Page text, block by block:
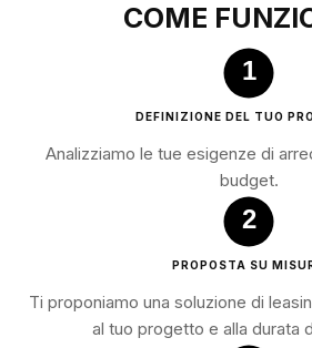
COME
1
DEFINIZIONE DEL TUO
Analizziamo le tue esigenze di
budget.
2
PROPOSTA SU
Ti proponiamo una soluzione di
al tuo progetto e alla durata